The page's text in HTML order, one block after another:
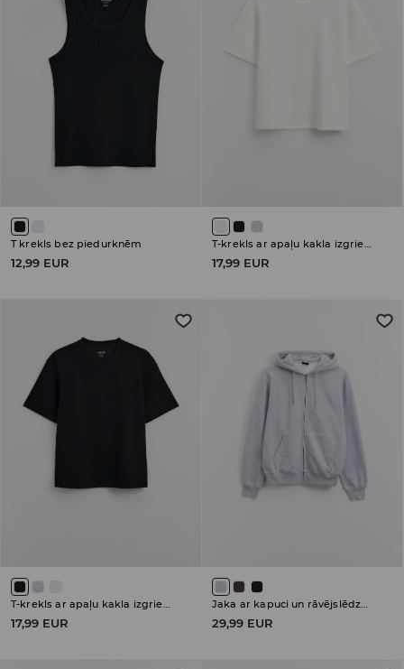
T krekls bez piedurknēm
12,99 EUR
T-krekls ar apaļu kakla izgriezumu
17,99 EUR
17,99 EUR 29,99 EUR